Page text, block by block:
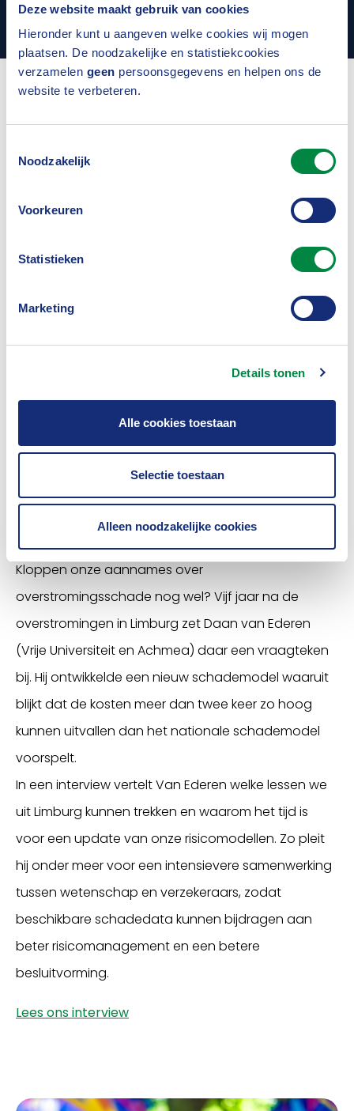
Deze website maakt gebruik van cookies
Hieronder kunt u aangeven welke cookies wij mogen
plaatsen. De noodzakelijke en statistiekcookies
verzamelen geen persoonsgegevens en helpen ons de
website te verbeteren.
Noodzakelijk
Voorkeuren
Statistieken
Marketing
Details tonen
Alle cookies toestaan
Selectie toestaan
Alleen noodzakelijke cookies
Uitgelicht
Tijd voor een update?
Kloppen onze aannames over
overstromingsschade nog wel? Vijf jaar na de
overstromingen in Limburg zet Daan van Ederen
(Vrije Universiteit en Achmea) daar een vraagteken
bij. Hij ontwikkelde een nieuw schademodel waaruit
blijkt dat de kosten meer dan twee keer zo hoog
kunnen uitvallen dan het nationale schademodel
voorspelt.
In een interview vertelt Van Ederen welke lessen we
uit Limburg kunnen trekken en waarom het tijd is
voor een update van onze risicomodellen. Zo pleit
hij onder meer voor een intensievere samenwerking
tussen wetenschap en verzekeraars, zodat
beschikbare schadedata kunnen bijdragen aan
beter risicomanagement en een betere
besluitvorming.
Lees ons interview